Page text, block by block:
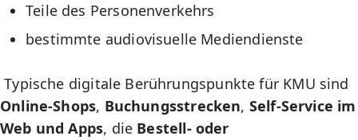
Teile des Personenverkehrs
bestimmte audiovisuelle Mediendienste
Typische digitale Berührungspunkte für KMU sind
Online-Shops, Buchungsstrecken, Self-Service im
Web und Apps, die Bestell- oder